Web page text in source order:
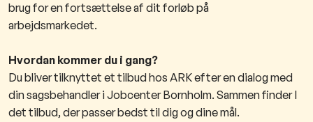
brug for en fortsættelse af dit forløb på
arbejdsmarkedet.
Hvordan kommer du i gang?
Du bliver tilknyttet et tilbud hos ARK efter en dialog med
din sagsbehandler i Jobcenter Bornholm. Sammen finder I
det tilbud, der passer bedst til dig og dine mål.